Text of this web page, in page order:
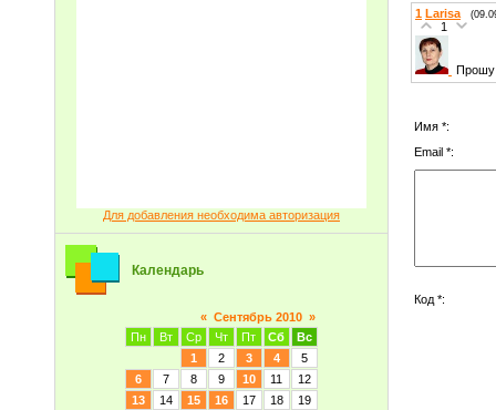
Для добавления необходима авторизация
Календарь
« Сентябрь 2010 »
Пн
Вт Ср Чт Пт Сб
Вс
1
2 3 4
5
6
7 8 9 10 11
12
13
14 15 16 17 18
19
1 Larisa
1
Прошу
Имя *:
Email *:
Код *: